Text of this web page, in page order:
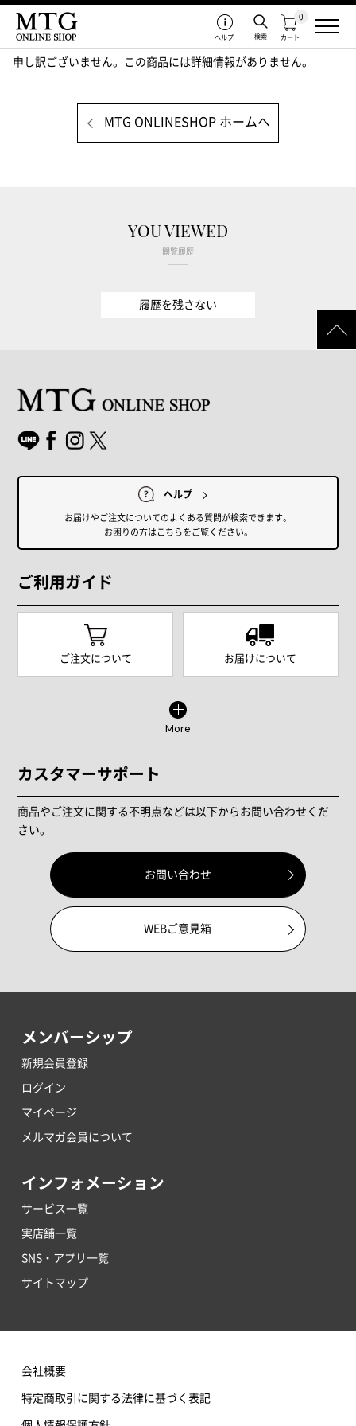
カート
0
検索
ヘルプ
申し訳ございません。この商品には詳細情報がありません。
MTG ONLINESHOP ホームへ
YOU VIEWED
閲覧履歴
履歴を残さない
ヘルプ
お届けやご注文についてのよくある質問が検索できます。
お困りの方はこちらをご覧ください。
ご利用ガイド
ご注文について お届けについて
More
カスタマーサポート
商品やご注文に関する不明点などは以下からお問い合わせくだ
さい。
お問い合わせ
WEBご意見箱
メンバーシップ
新規会員登録
ログイン
マイページ
メルマガ会員について
インフォメーション
サービス一覧
実店舗一覧
SNS・アプリ一覧
サイトマップ
会社概要
特定商取引に関する法律に基づく表記